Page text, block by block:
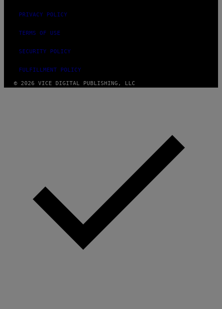
PRIVACY POLICY
TERMS OF USE
SECURITY POLICY
FULFILLMENT POLICY
© 2026 VICE DIGITAL PUBLISHING, LLC